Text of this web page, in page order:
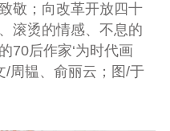
敬；向改革开放四十
滚烫的情感、不息的
70后作家‘为时代画
/周韫、俞丽云；图/于